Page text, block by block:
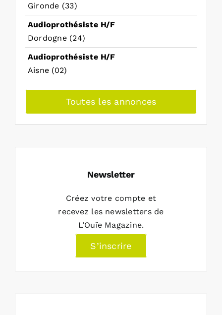
Gironde (33)
Audioprothésiste H/F
Dordogne (24)
Audioprothésiste H/F
Aisne (02)
Toutes les annonces
Newsletter
Créez votre compte et
recevez les newsletters de
L’Ouïe Magazine.
S’inscrire